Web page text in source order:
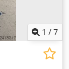
1 /7